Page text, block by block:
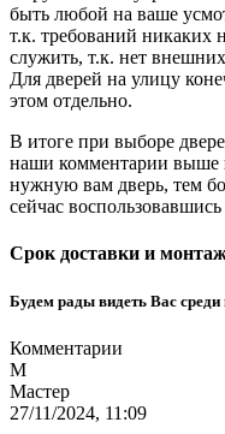
быть любой на ваше
т.к. требований никаких
служить, т.к. нет
Для дверей на улицу
этом отдельно.
В итоге при выборе
наши комментарии выше
нужную вам дверь, тем
сейчас
Срок доставки и
Будем рады видеть Вас
Комментарии
М
Мастер
27/11/2024, 11:09